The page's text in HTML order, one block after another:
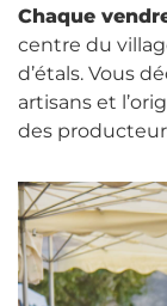
Chaque
centre du
d’étals. Vous
artisans et
des